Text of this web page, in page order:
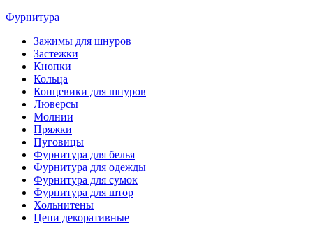
Фурнитура
Зажимы для шнуров
Застежки
Кнопки
Кольца
Концевики для шнуров
Люверсы
Молнии
Пряжки
Пуговицы
Фурнитура для белья
Фурнитура для одежды
Фурнитура для сумок
Фурнитура для штор
Хольнитены
Цепи декоративные